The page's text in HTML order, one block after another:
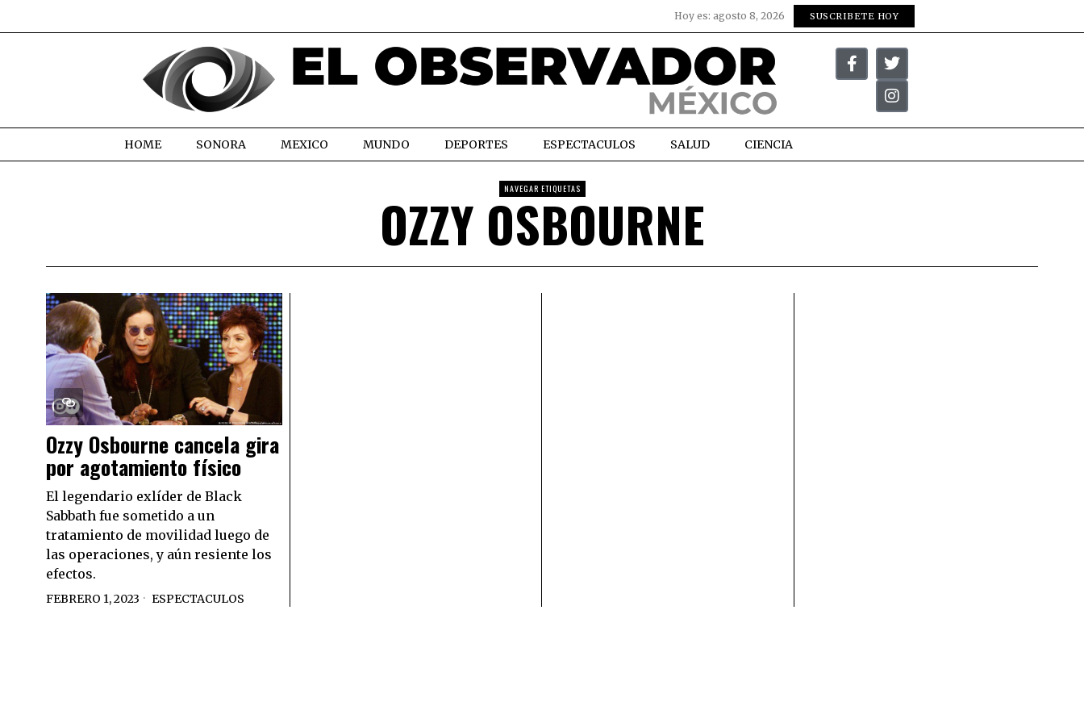
Hoy es: agosto 8, 2026 SUSCRIBETE HOY
HOME SONORA MEXICO MUNDO DEPORTES ESPECTACULOS SALUD CIENCIA
NAVEGAR ETIQUETAS
OZZY OSBOURNE
Ozzy Osbourne cancela gira
por agotamiento físico
El legendario exlíder de Black
Sabbath fue sometido a un
tratamiento de movilidad luego de
las operaciones, y aún resiente los
efectos.
FEBRERO 1, 2023 ESPECTACULOS